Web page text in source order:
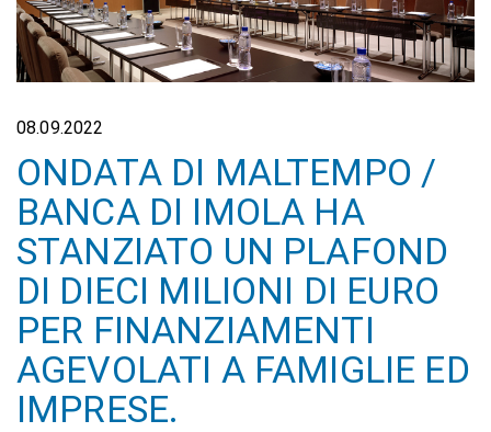
08.09.2022
ONDATA DI MALTEMPO /
BANCA DI IMOLA HA
STANZIATO UN PLAFOND
DI DIECI MILIONI DI EURO
PER FINANZIAMENTI
AGEVOLATI A FAMIGLIE ED
IMPRESE.